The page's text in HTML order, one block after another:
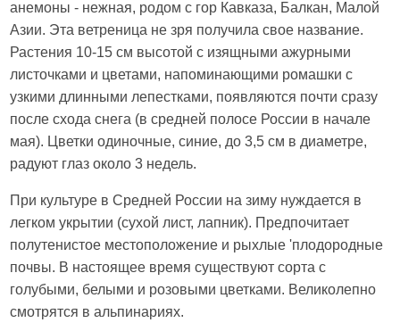
анемоны - нежная, родом с гор Кавказа, Балкан, Малой
Азии. Эта ветреница не зря получила свое название.
Растения 10-15 см высотой с изящными ажурными
листочками и цветами, напоминающими ромашки с
узкими длинными лепестками, появляются почти сразу
после схода снега (в средней полосе России в начале
мая). Цветки одиночные, синие, до 3,5 см в диаметре,
радуют глаз около 3 недель.
При культуре в Средней России на зиму нуждается в
легком укрытии (сухой лист, лапник). Предпочитает
полутенистое местоположение и рыхлые 'плодородные
почвы. В настоящее время существуют сорта с
голубыми, белыми и розовыми цветками. Великолепно
смотрятся в альпинариях.